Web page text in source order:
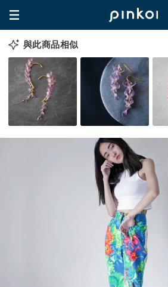
與此商品相似